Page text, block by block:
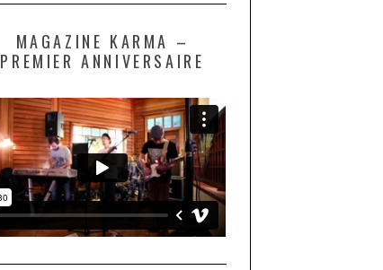
MAGAZINE KARMA –
PREMIER ANNIVERSAIRE